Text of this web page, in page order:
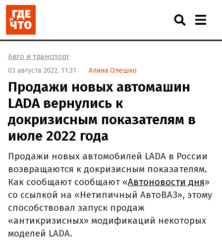
Авто и транспорт
03 августа 2022, 11:31 Алина Олешко
Продажи новых автомашин
LADA вернулись к
докризисным показателям в
июле 2022 года
Продажи новых автомобилей LADA в России
возвращаются к докризисным показателям.
Как сообщают сообщают «Автоновости дня»
со ссылкой на «Нетипичный АвтоВАЗ», этому
способствовал запуск продаж
«антикризисных» модификаций некоторых
моделей LADA.